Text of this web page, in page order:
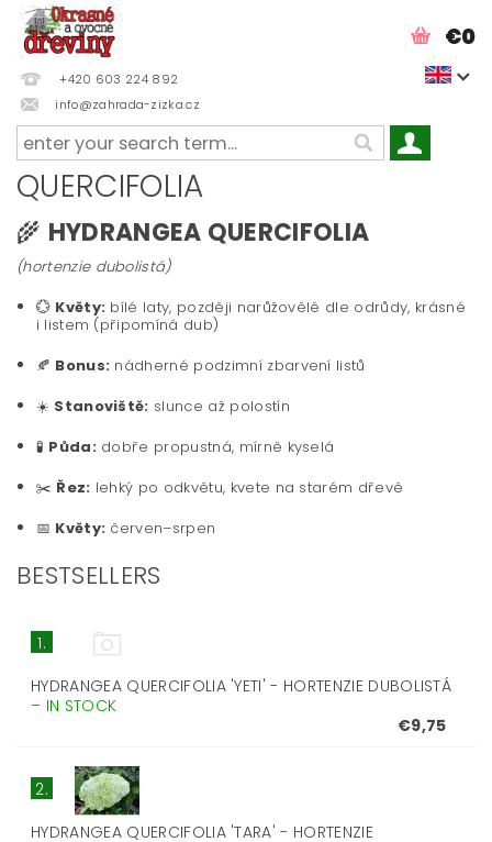
+420 603 224 892
info@zahrada-zizka.cz
€0
QUERCIFOLIA
🌾 HYDRANGEA QUERCIFOLIA
(hortenzie dubolistá)
💮 Květy: bílé laty, později narůžovělé dle odrůdy, krásné
i listem (připomíná dub)
🍂 Bonus: nádherné podzimní zbarvení listů
☀️ Stanoviště: slunce až polostín
🧪 Půda:dobře propustná, mírně kyselá
✂️ Řez: lehký po odkvětu, kvete na starém dřevě
📅 Květy: červen–srpen
BESTSELLERS
1.
HYDRANGEA QUERCIFOLIA 'YETI' - HORTENZIE DUBOLISTÁ
– IN STOCK
€9,75
2.
HYDRANGEA QUERCIFOLIA 'TARA' - HORTENZIE